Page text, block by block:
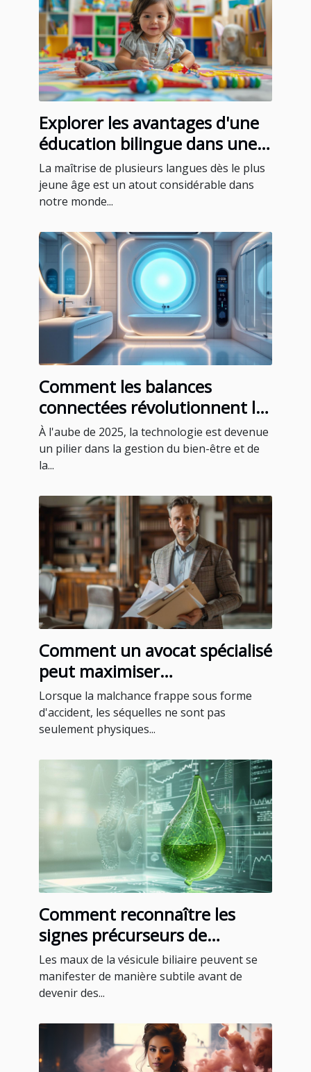
Explorer les avantages d'une
éducation bilingue dans une
école maternelle privée
La maîtrise de plusieurs langues dès le plus
jeune âge est un atout considérable dans
notre monde...
Comment les balances
connectées révolutionnent le
suivi de la santé en 2025
À l'aube de 2025, la technologie est devenue
un pilier dans la gestion du bien-être et de
la...
Comment un avocat spécialisé
peut maximiser
l'indemnisation après un
accident
Lorsque la malchance frappe sous forme
d'accident, les séquelles ne sont pas
seulement physiques...
Comment reconnaître les
signes précurseurs de
problèmes de vésicule biliaire
Les maux de la vésicule biliaire peuvent se
manifester de manière subtile avant de
devenir des...